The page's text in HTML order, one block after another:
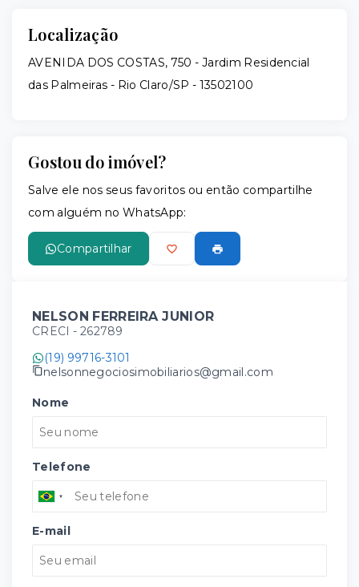
Localização
AVENIDA DOS COSTAS, 750 - Jardim Residencial
das Palmeiras - Rio Claro/SP - 13502100
Gostou do imóvel?
Salve ele nos seus favoritos ou então compartilhe
com alguém no WhatsApp:
Compartilhar
NELSON FERREIRA JUNIOR
CRECI - 262789
(19) 99716-3101
nelsonnegociosimobiliarios@gmail.com
Nome
Telefone
E-mail